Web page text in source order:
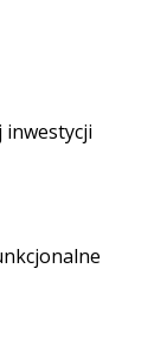
inwestycji